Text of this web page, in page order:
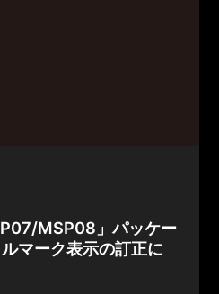
MSP08」パッケー
マーク表示の訂正に